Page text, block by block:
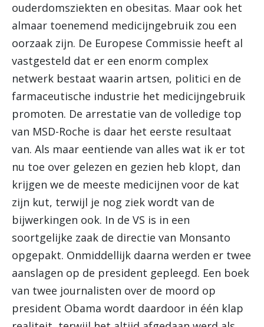
ouderdomsziekten en obesitas. Maar ook het
almaar toenemend medicijngebruik zou een
oorzaak zijn. De Europese Commissie heeft al
vastgesteld dat er een enorm complex
netwerk bestaat waarin artsen, politici en de
farmaceutische industrie het medicijngebruik
promoten. De arrestatie van de volledige top
van MSD-Roche is daar het eerste resultaat
van. Als maar eentiende van alles wat ik er tot
nu toe over gelezen en gezien heb klopt, dan
krijgen we de meeste medicijnen voor de kat
zijn kut, terwijl je nog ziek wordt van de
bijwerkingen ook. In de VS is in een
soortgelijke zaak de directie van Monsanto
opgepakt. Onmiddellijk daarna werden er twee
aanslagen op de president gepleegd. Een boek
van twee journalisten over de moord op
president Obama wordt daardoor in één klap